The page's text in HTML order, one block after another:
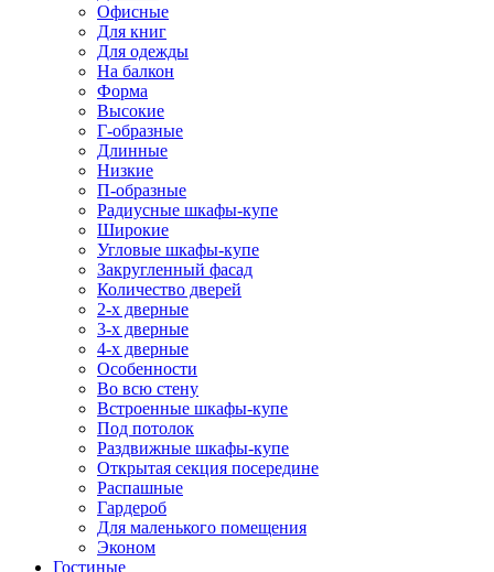
Офисные
Для книг
Для одежды
На балкон
Форма
Высокие
Г-образные
Длинные
Низкие
П-образные
Радиусные шкафы-купе
Широкие
Угловые шкафы-купе
Закругленный фасад
Количество дверей
2-х дверные
3-х дверные
4-х дверные
Особенности
Во всю стену
Встроенные шкафы-купе
Под потолок
Раздвижные шкафы-купе
Открытая секция посередине
Распашные
Гардероб
Для маленького помещения
Эконом
Гостиные